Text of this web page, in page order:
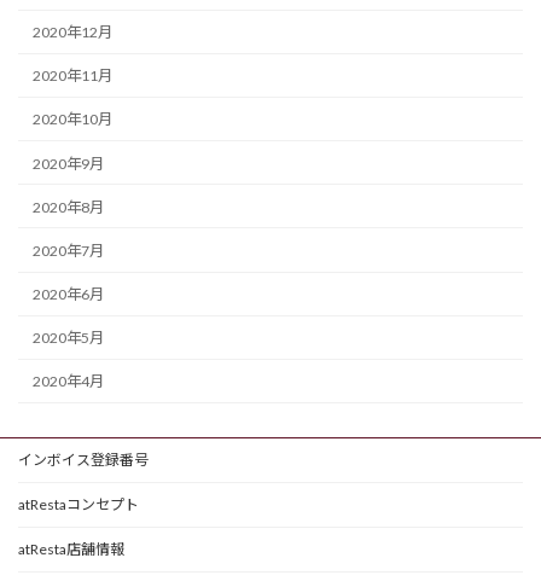
2020年12月
2020年11月
2020年10月
2020年9月
2020年8月
2020年7月
2020年6月
2020年5月
2020年4月
インボイス登録番号
atRestaコンセプト
atResta店舗情報